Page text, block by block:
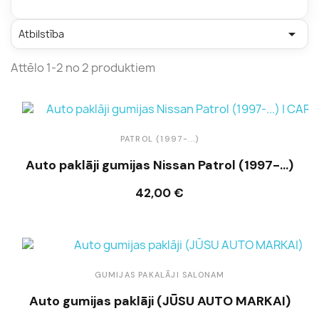
Atbilstība 
Attēlo 1-2 no 2 produktiem
PATROL (1997-...)
Auto paklāji gumijas Nissan Patrol (1997-...)
42,00 €
Ielikt grozā
GUMIJAS PAKALĀJI SALONAM
Auto gumijas paklāji (JŪSU AUTO MARKAI)